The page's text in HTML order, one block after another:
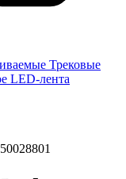
Трековые
LED-лента